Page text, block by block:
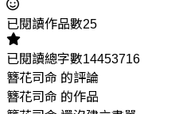
已閱讀作品數25
已閱讀總字數14453716
簪花司命 的評論
簪花司命 的作品